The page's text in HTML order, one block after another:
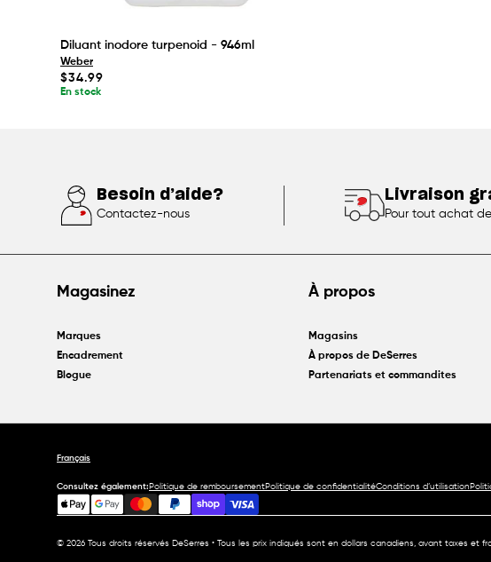
Diluant inodore turpenoid - 946ml
Weber
Prix
habituel
$34.99
En stock
Besoin d’aide?
Contactez-nous
Livraison
Pour tout achat
Magasinez
Marques
Encadrement
Blogue
À propos
Magasins
À propos de DeSerres
Partenariats et commandites
Français
Consultez également: Politique de remboursementPolitique de confidentialitéConditions d’utilisation
© 2026 Tous droits réservés DeSerres • Tous les prix indiqués sont en dollars canadiens, avant taxes et